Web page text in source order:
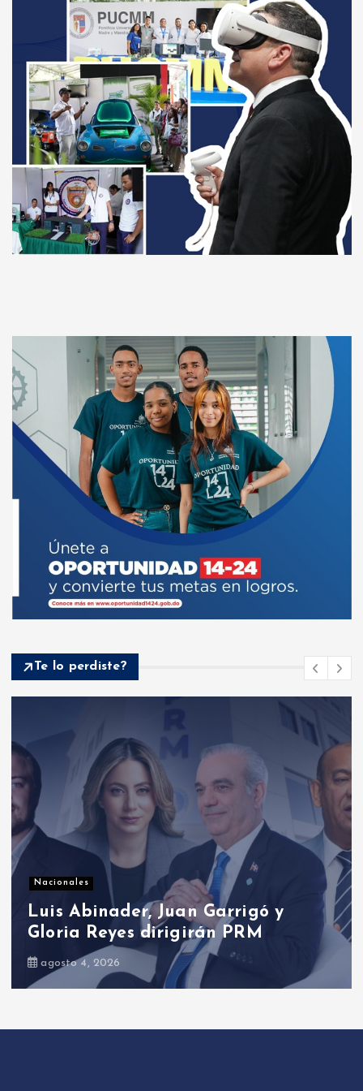
Te lo perdiste?
Presidenciales
Presidente Abinader abrirá XVI
congreso internacional de dirección
de proyectos de PMI República
Dominicana
agosto 5, 2026